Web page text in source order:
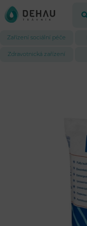
Zařízení sociální péče
Zdravotnická zařízení